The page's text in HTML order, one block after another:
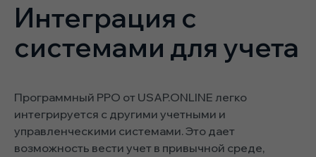
Интеграция с
системами для учета
Программный РРО от USAP.ONLINE легко
интегрируется с другими учетными и
управленческими системами. Это дает
возможность вести учет в привычной среде,